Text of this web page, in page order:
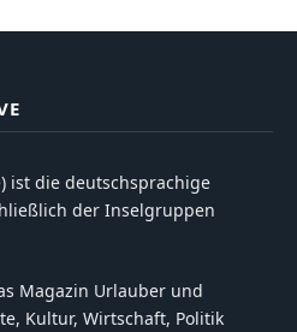
ist die deutschsprachige
der Inselgruppen
Magazin Urlauber und
Kultur, Wirtschaft, Politik